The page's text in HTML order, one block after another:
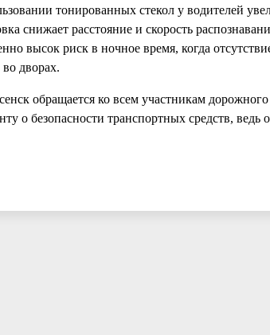
тонированных стекол у водителей
снижает расстояние и скорость
высок риск в ночное время, когда
дворах.
обращается ко всем участникам
о безопасности транспортных средств,